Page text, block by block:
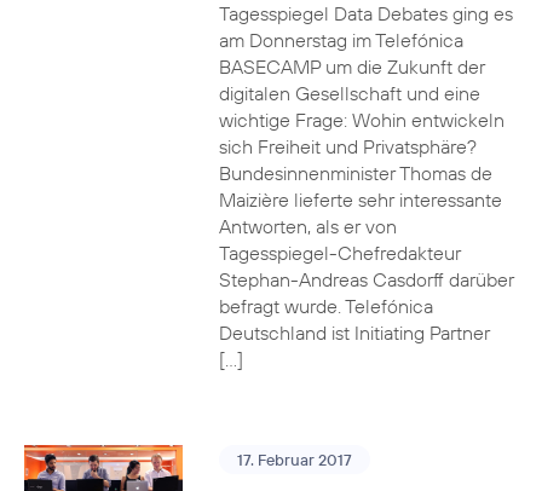
Tagesspiegel Data Debates ging es
am Donnerstag im Telefónica
BASECAMP um die Zukunft der
digitalen Gesellschaft und eine
wichtige Frage: Wohin entwickeln
sich Freiheit und Privatsphäre?
Bundesinnenminister Thomas de
Maizière lieferte sehr interessante
Antworten, als er von
Tagesspiegel-Chefredakteur
Stephan-Andreas Casdorff darüber
befragt wurde. Telefónica
Deutschland ist Initiating Partner
[…]
17. Februar 2017